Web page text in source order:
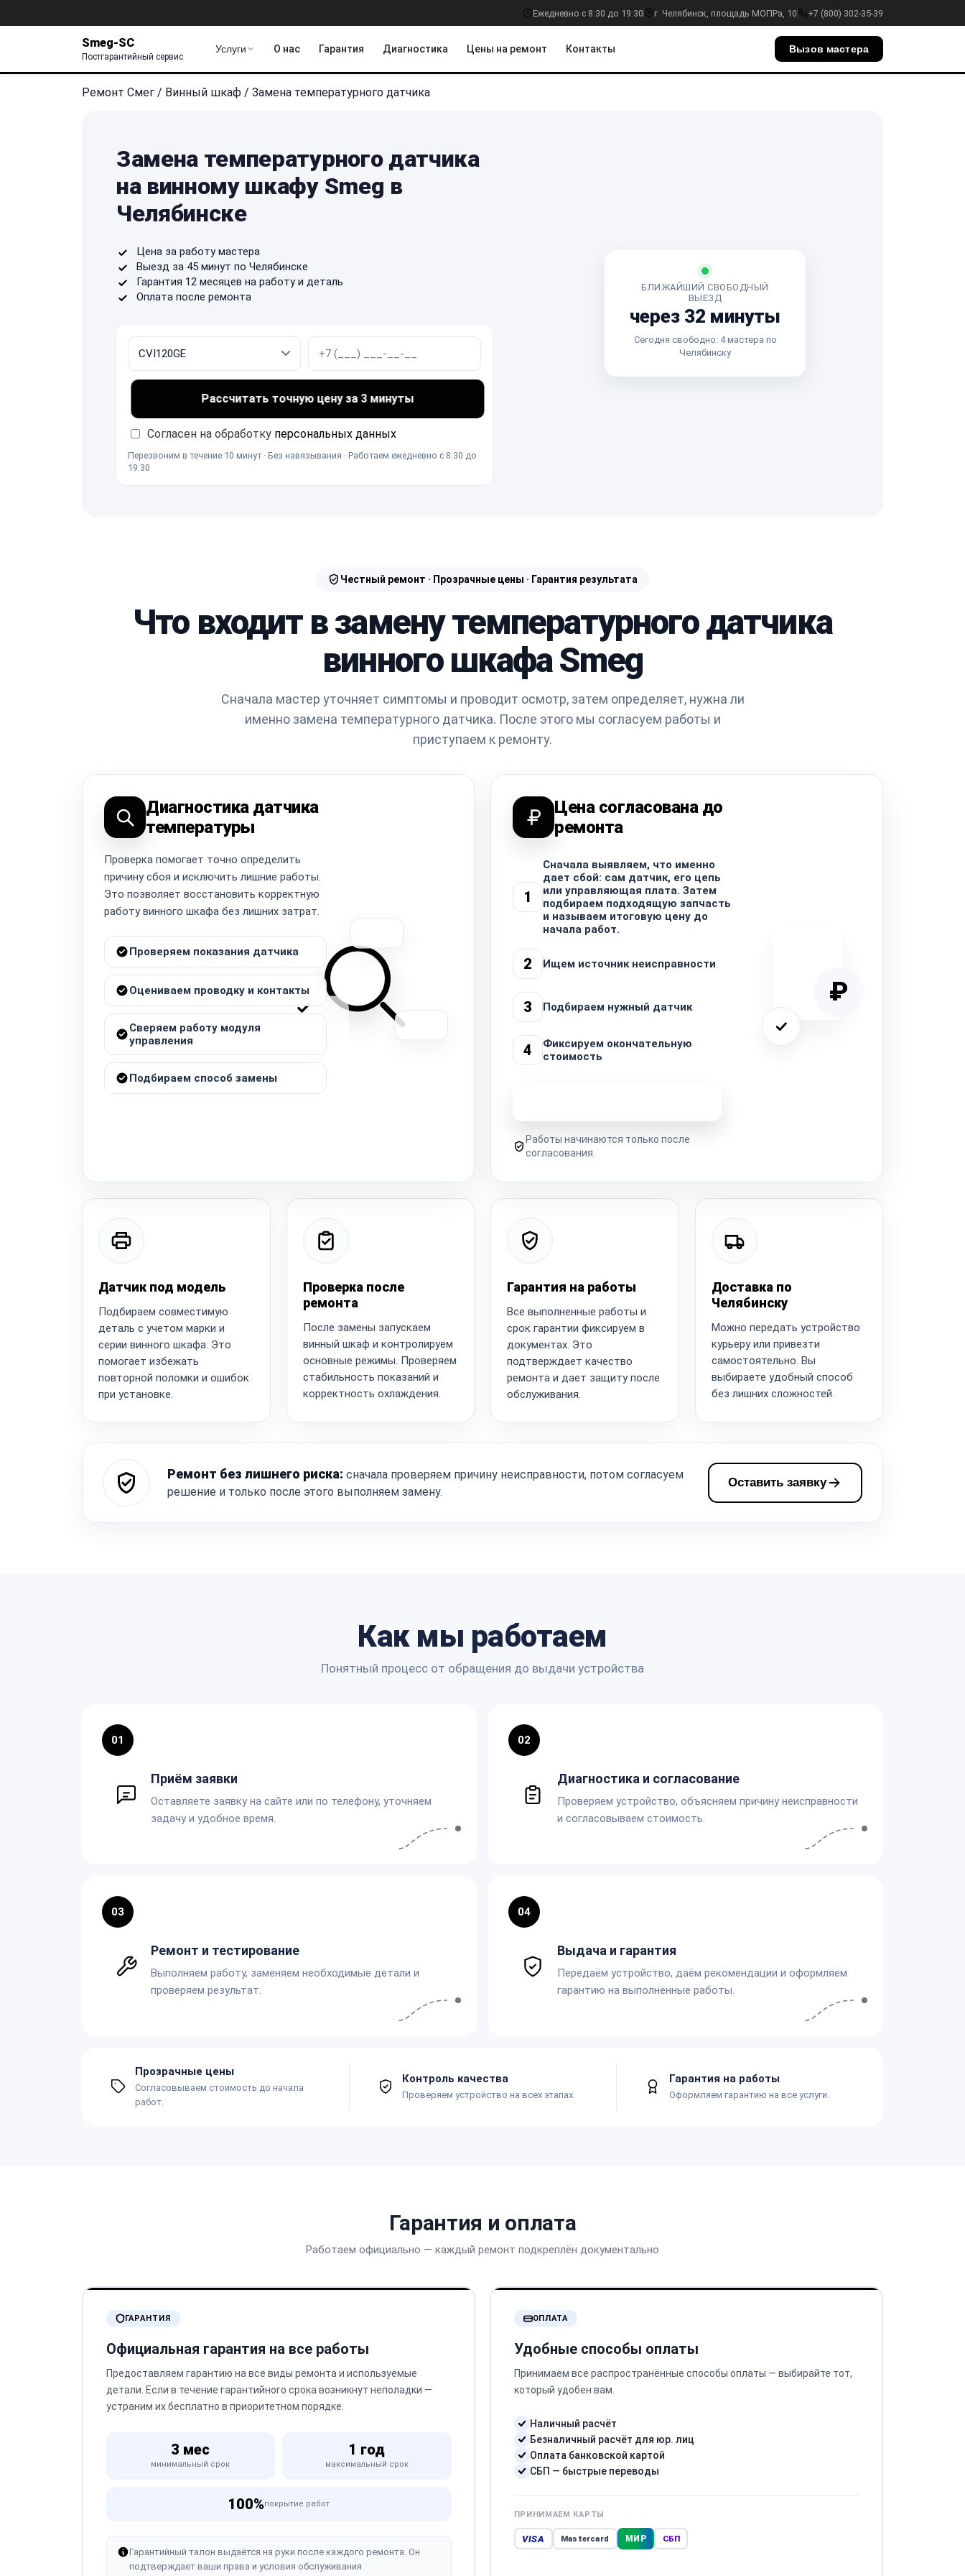
Ежедневно с 8:30 до 19:30 г. Челябинск, площадь МОПРа, 10 +7 (800) 302-35-39
Smeg-SC
Постгарантийный сервис
Услуги О нас Гарантия Диагностика Цены на ремонт Контакты Вызов мастера
Ремонт Смег / Винный шкаф / Замена температурного датчика
Замена температурного датчика
на винному шкафу Smeg в
Челябинске
Цена за работу мастера
Выезд за 45 минут по Челябинске
Гарантия 12 месяцев на работу и деталь
Оплата после ремонта
Рассчитать точную цену за 3 минуты
Согласен на обработку персональных данных
Перезвоним в течение 10 минут · Без навязывания · Работаем ежедневно с 8:30 до
19:30
БЛИЖАЙШИЙ СВОБОДНЫЙ
ВЫЕЗД
через 32 минуты
Сегодня свободно: 4 мастера по
Челябинску
Честный ремонт · Прозрачные цены · Гарантия результата
Что входит в замену температурного датчика
винного шкафа Smeg
Сначала мастер уточняет симптомы и проводит осмотр, затем определяет, нужна ли
именно замена температурного датчика. После этого мы согласуем работы и
приступаем к ремонту.
Диагностика датчика
температуры
Проверка помогает точно определить
причину сбоя и исключить лишние работы.
Это позволяет восстановить корректную
работу винного шкафа без лишних затрат.
Проверяем показания датчика
Оцениваем проводку и контакты
Сверяем работу модуля
управления
Подбираем способ замены
Цена согласована до
ремонта
1
Сначала выявляем, что именно
дает сбой: сам датчик, его цепь
или управляющая плата. Затем
подбираем подходящую запчасть
и называем итоговую цену до
начала работ.
2 Ищем источник неисправности
3 Подбираем нужный датчик
4
Фиксируем окончательную
стоимость
Работы начинаются только после
согласования.
₽
Датчик под модель
Подбираем совместимую
деталь с учетом марки и
серии винного шкафа. Это
помогает избежать
повторной поломки и ошибок
при установке.
Проверка после
ремонта
После замены запускаем
винный шкаф и контролируем
основные режимы. Проверяем
стабильность показаний и
корректность охлаждения.
Гарантия на работы
Все выполненные работы и
срок гарантии фиксируем в
документах. Это
подтверждает качество
ремонта и дает защиту после
обслуживания.
Доставка по
Челябинску
Можно передать устройство
курьеру или привезти
самостоятельно. Вы
выбираете удобный способ
без лишних сложностей.
Ремонт без лишнего риска: сначала проверяем причину неисправности, потом согласуем
решение и только после этого выполняем замену.
Оставить заявку
Как мы работаем
Понятный процесс от обращения до выдачи устройства
01
Приём заявки
Оставляете заявку на сайте или по телефону, уточняем
задачу и удобное время.
02
Диагностика и согласование
Проверяем устройство, объясняем причину неисправности
и согласовываем стоимость.
03
Ремонт и тестирование
Выполняем работу, заменяем необходимые детали и
проверяем результат.
04
Выдача и гарантия
Передаём устройство, даём рекомендации и оформляем
гарантию на выполненные работы.
Прозрачные цены
Согласовываем стоимость до начала
работ.
Контроль качества
Проверяем устройство на всех этапах.
Гарантия на работы
Оформляем гарантию на все услуги.
Гарантия и оплата
Работаем официально — каждый ремонт подкреплён документально
ГАРАНТИЯ
Официальная гарантия на все работы
Предоставляем гарантию на все виды ремонта и используемые
детали. Если в течение гарантийного срока возникнут неполадки —
устраним их бесплатно в приоритетном порядке.
3 мес
минимальный срок
1 год
максимальный срок
100%покрытие работ
Гарантийный талон выдаётся на руки после каждого ремонта. Он
подтверждает ваши права и условия обслуживания.
ОПЛАТА
Удобные способы оплаты
Принимаем все распространённые способы оплаты — выбирайте тот,
который удобен вам.
Наличный расчёт
Безналичный расчёт для юр. лиц
Оплата банковской картой
СБП — быстрые переводы
ПРИНИМАЕМ КАРТЫ
VISA Mastercard МИР СБП